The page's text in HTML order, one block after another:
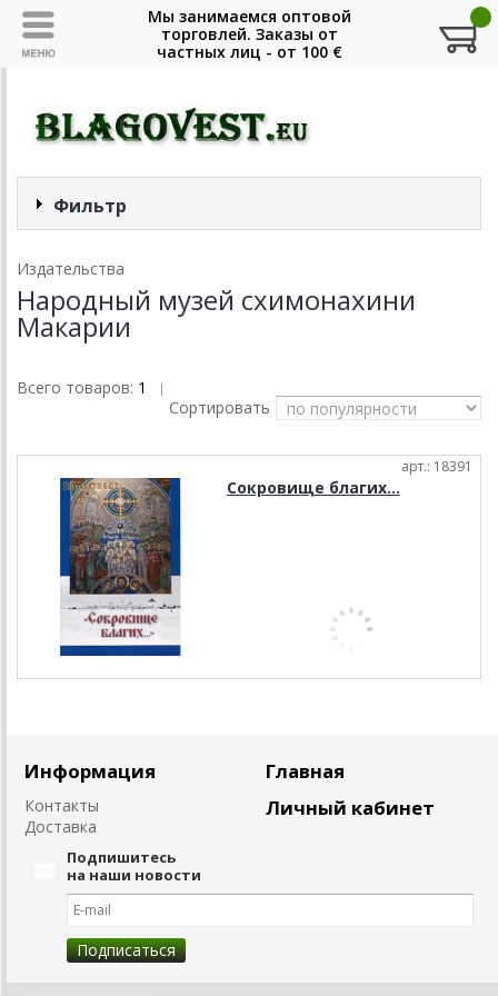
Фильтр
Издательства
Народный музей схимонахини
Макарии
Всего товаров: 1 |
Сортировать
арт.: 18391
Сокровище благих...
Информация
Контакты
Доставка
Главная
Личный кабинет
Подпишитесь
на наши новости